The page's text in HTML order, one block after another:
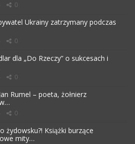
0
Ukrainy zatrzymany podczas
0
dla „Do Rzeczy” o sukcesach i
0
Rumel – poeta, żołnierz
0
żydowsku?! Książki burzące
mity…